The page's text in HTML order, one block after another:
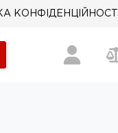
КОНФІДЕНЦІЙНОСТІ